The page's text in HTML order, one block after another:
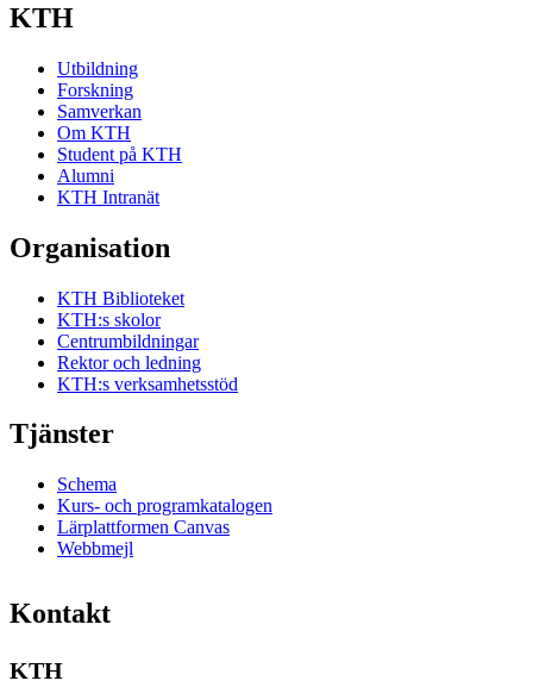
KTH
Utbildning
Forskning
Samverkan
Om KTH
Student på KTH
Alumni
KTH Intranät
Organisation
KTH Biblioteket
KTH:s skolor
Centrumbildningar
Rektor och ledning
KTH:s verksamhetsstöd
Tjänster
Schema
Kurs- och programkatalogen
Lärplattformen Canvas
Webbmejl
Kontakt
KTH